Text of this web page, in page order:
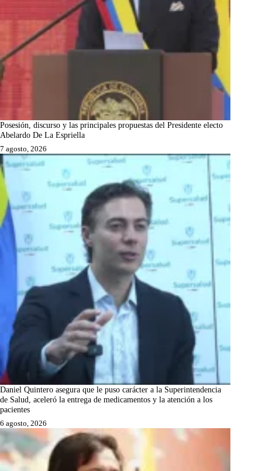
Posesión, discurso y las principales propuestas del Presidente electo
Abelardo De La Espriella
7 agosto, 2026
Daniel Quintero asegura que le puso carácter a la Superintendencia
de Salud, aceleró la entrega de medicamentos y la atención a los
pacientes
6 agosto, 2026